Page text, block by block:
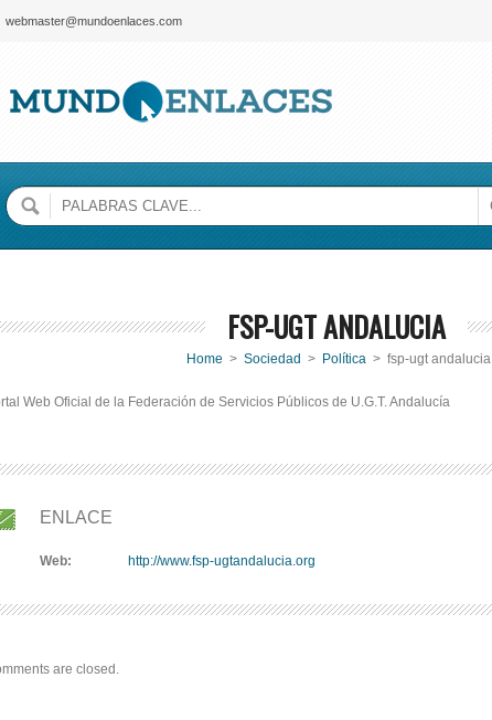
webmaster@mundoenlaces.com
FSP-UGT ANDALUCIA
Home > Sociedad > Política > fsp-ugt andalucia
Web Oficial de la Federación de Servicios Públicos de U.G.T. Andalucía
ENLACE
Web: http://www.fsp-ugtandalucia.org
are closed.